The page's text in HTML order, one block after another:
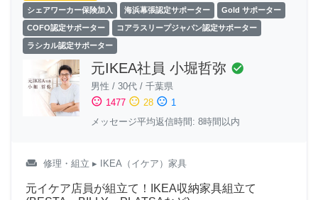
シェアワーカー保険加入 海浜幕張認定サポーター Gold サポーター
COFO認定サポーター コアラスリープジャパン認定サポーター
ラシカル認定サポーター
元IKEA社員 小堀哲弥 check_circle
男性 / 30代 / 千葉県
sentiment_satisfied 1477 sentiment_neutral 28 sentiment_dissatisfied 1
メッセージ平均返信時間: 8時間以内
weekend 修理・組立 ▸ IKEA（イケア）家具
元イケア店員が組立て！IKEA収納家具組立て